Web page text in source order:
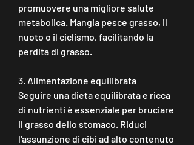
promuovere una migliore salute
metabolica. Mangia pesce grasso, il
nuoto o il ciclismo, facilitando la
perdita di grasso.
3. Alimentazione equilibrata
Seguire una dieta equilibrata e ricca
di nutrienti è essenziale per bruciare
il grasso dello stomaco. Riduci
l'assunzione di cibi ad alto contenuto